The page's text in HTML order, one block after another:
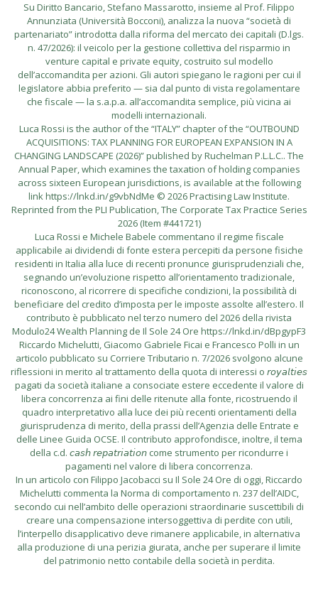
Su Diritto Bancario, Stefano Massarotto, insieme al Prof. Filippo
Annunziata (Università Bocconi), analizza la nuova “società di
partenariato” introdotta dalla riforma del mercato dei capitali (D.lgs.
n. 47/2026): il veicolo per la gestione collettiva del risparmio in
venture capital e private equity, costruito sul modello
dell’accomandita per azioni. Gli autori spiegano le ragioni per cui il
legislatore abbia preferito — sia dal punto di vista regolamentare
che fiscale — la s.a.p.a. all’accomandita semplice, più vicina ai
modelli internazionali.
Luca Rossi is the author of the “ITALY” chapter of the “OUTBOUND
ACQUISITIONS: TAX PLANNING FOR EUROPEAN EXPANSION IN A
CHANGING LANDSCAPE (2026)” published by Ruchelman P.L.L.C.. The
Annual Paper, which examines the taxation of holding companies
across sixteen European jurisdictions, is available at the following
link https://lnkd.in/g9vbNdMe © 2026 Practising Law Institute.
Reprinted from the PLI Publication, The Corporate Tax Practice Series
2026 (Item #441721)
Luca Rossi e Michele Babele commentano il regime fiscale
applicabile ai dividendi di fonte estera percepiti da persone fisiche
residenti in Italia alla luce di recenti pronunce giurisprudenziali che,
segnando un’evoluzione rispetto all’orientamento tradizionale,
riconoscono, al ricorrere di specifiche condizioni, la possibilità di
beneficiare del credito d’imposta per le imposte assolte all’estero. Il
contributo è pubblicato nel terzo numero del 2026 della rivista
Modulo24 Wealth Planning de Il Sole 24 Ore https://lnkd.in/dBpgypF3
Riccardo Michelutti, Giacomo Gabriele Ficai e Francesco Polli in un
articolo pubblicato su Corriere Tributario n. 7/2026 svolgono alcune
riflessioni in merito al trattamento della quota di interessi o 𝘳𝘰𝘺𝘢𝘭𝘵𝘪𝘦𝘴
pagati da società italiane a consociate estere eccedente il valore di
libera concorrenza ai fini delle ritenute alla fonte, ricostruendo il
quadro interpretativo alla luce dei più recenti orientamenti della
giurisprudenza di merito, della prassi dell’Agenzia delle Entrate e
delle Linee Guida OCSE. Il contributo approfondisce, inoltre, il tema
della c.d. 𝘤𝘢𝘴𝘩 𝘳𝘦𝘱𝘢𝘵𝘳𝘪𝘢𝘵𝘪𝘰𝘯 come strumento per ricondurre i
pagamenti nel valore di libera concorrenza.
In un articolo con Filippo Jacobacci su Il Sole 24 Ore di oggi, Riccardo
Michelutti commenta la Norma di comportamento n. 237 dell’AIDC,
secondo cui nell’ambito delle operazioni straordinarie suscettibili di
creare una compensazione intersoggettiva di perdite con utili,
l’interpello disapplicativo deve rimanere applicabile, in alternativa
alla produzione di una perizia giurata, anche per superare il limite
del patrimonio netto contabile della società in perdita.